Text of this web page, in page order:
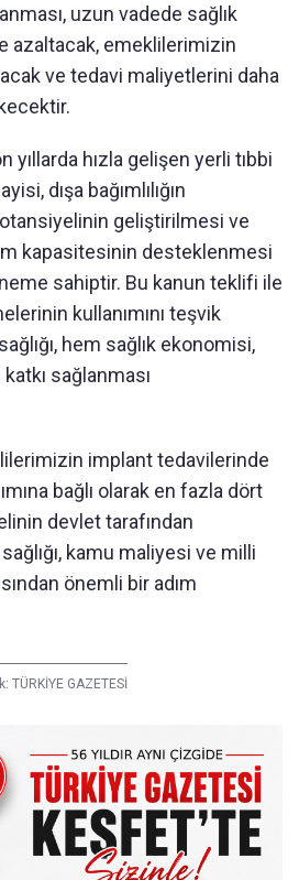
uzun vadede sağlık
azaltacak, emeklilerimizin
ve tedavi maliyetlerini daha
yıllarda hızla gelişen yerli tıbbi
dışa bağımlılığın
geliştirilmesi ve
kapasitesinin desteklenmesi
sahiptir. Bu kanun teklifi ile
kullanımını teşvik
hem sağlık ekonomisi,
sağlanması
implant tedavilerinde
bağlı olarak en fazla dört
devlet tarafından
kamu maliyesi ve milli
önemli bir adım
TÜRKİYE GAZETESİ